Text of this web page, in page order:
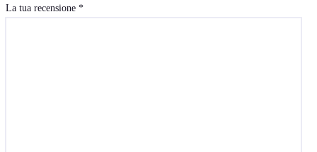
La tua recensione *